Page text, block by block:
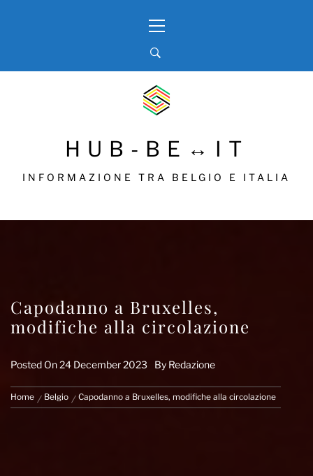
Menu
HUB-BE↔IT
INFORMAZIONE TRA BELGIO E ITALIA
Capodanno a Bruxelles,
modifiche alla circolazione
Posted On24 December 2023 By Redazione
Home Belgio Capodanno a Bruxelles, modifiche alla circolazione